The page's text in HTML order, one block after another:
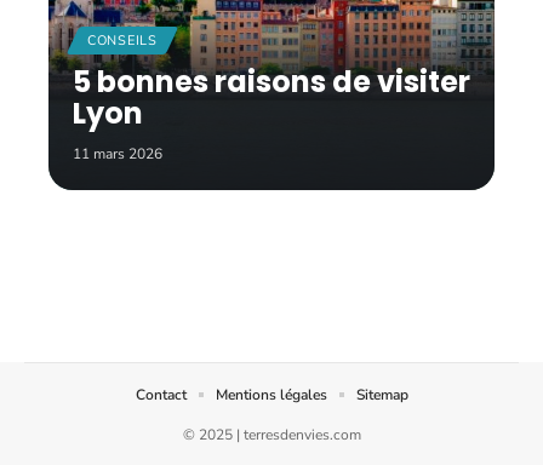
CONSEILS
5 bonnes raisons de visiter
Lyon
11 mars 2026
© 2025 | terresdenvies.com
Contact Mentions légales Sitemap